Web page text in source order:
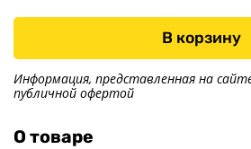
В корзину
Информация, представленная на
публичной офертой
О товаре